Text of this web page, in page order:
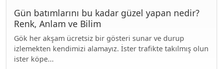
Gün batımlarını bu kadar güzel yapan nedir?
Renk, Anlam ve Bilim
Gök her akşam ücretsiz bir gösteri sunar ve durup
izlemekten kendimizi alamayız. İster trafikte takılmış olun
ister köpe...